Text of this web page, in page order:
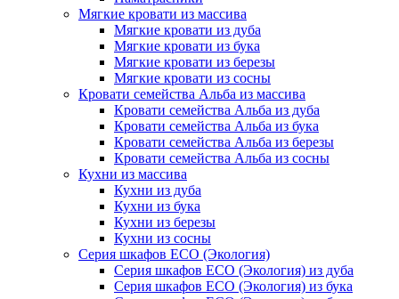
Мягкие кровати из массива
Мягкие кровати из дуба
Мягкие кровати из бука
Мягкие кровати из березы
Мягкие кровати из сосны
Кровати семейства Альба из массива
Кровати семейства Альба из дуба
Кровати семейства Альба из бука
Кровати семейства Альба из березы
Кровати семейства Альба из сосны
Кухни из массива
Кухни из дуба
Кухни из бука
Кухни из березы
Кухни из сосны
Серия шкафов ECO (Экология)
Серия шкафов ECO (Экология) из дуба
Серия шкафов ECO (Экология) из бука